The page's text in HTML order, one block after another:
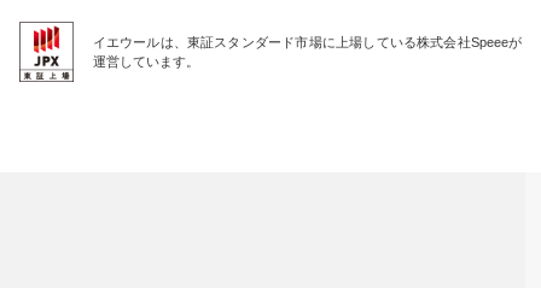
イエウールは、東証スタンダード市場に上場している株式会社Speeeが
運営しています。